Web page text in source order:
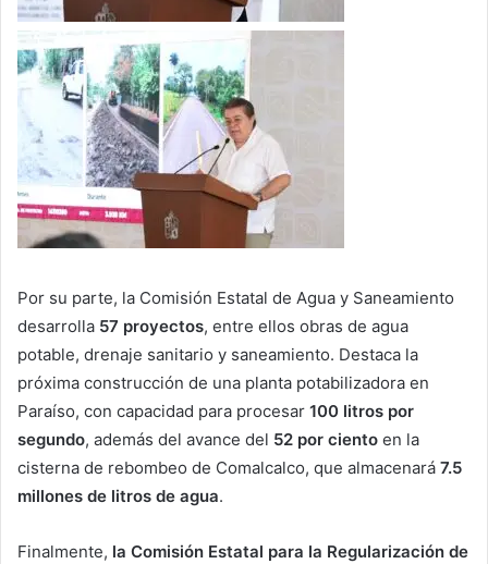
Por su parte, la Comisión Estatal de Agua y Saneamiento
desarrolla 57 proyectos, entre ellos obras de agua
potable, drenaje sanitario y saneamiento. Destaca la
próxima construcción de una planta potabilizadora en
Paraíso, con capacidad para procesar 100 litros por
segundo, además del avance del 52 por ciento en la
cisterna de rebombeo de Comalcalco, que almacenará 7.5
millones de litros de agua.
Finalmente, la Comisión Estatal para la Regularización de